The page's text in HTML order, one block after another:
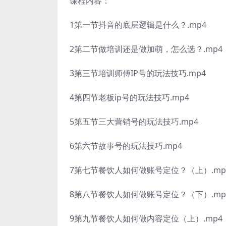
1第一节抖音的底层逻辑是什么？.mp4
2第二节做培训还是做加萌，怎么选？.mp4
3第三节培训师傅IP号的玩法技巧.mp4
4第四节老板ip号的玩法技巧.mp4
5第五节三大营销号的玩法技巧.mp4
6第六节故事号的玩法技巧.mp4
7第七节餐饮人如何做账号定位？（上）
8第八节餐饮人如何做账号定位？（下）
9第九节餐饮人如何做内容定位（上）.mp4